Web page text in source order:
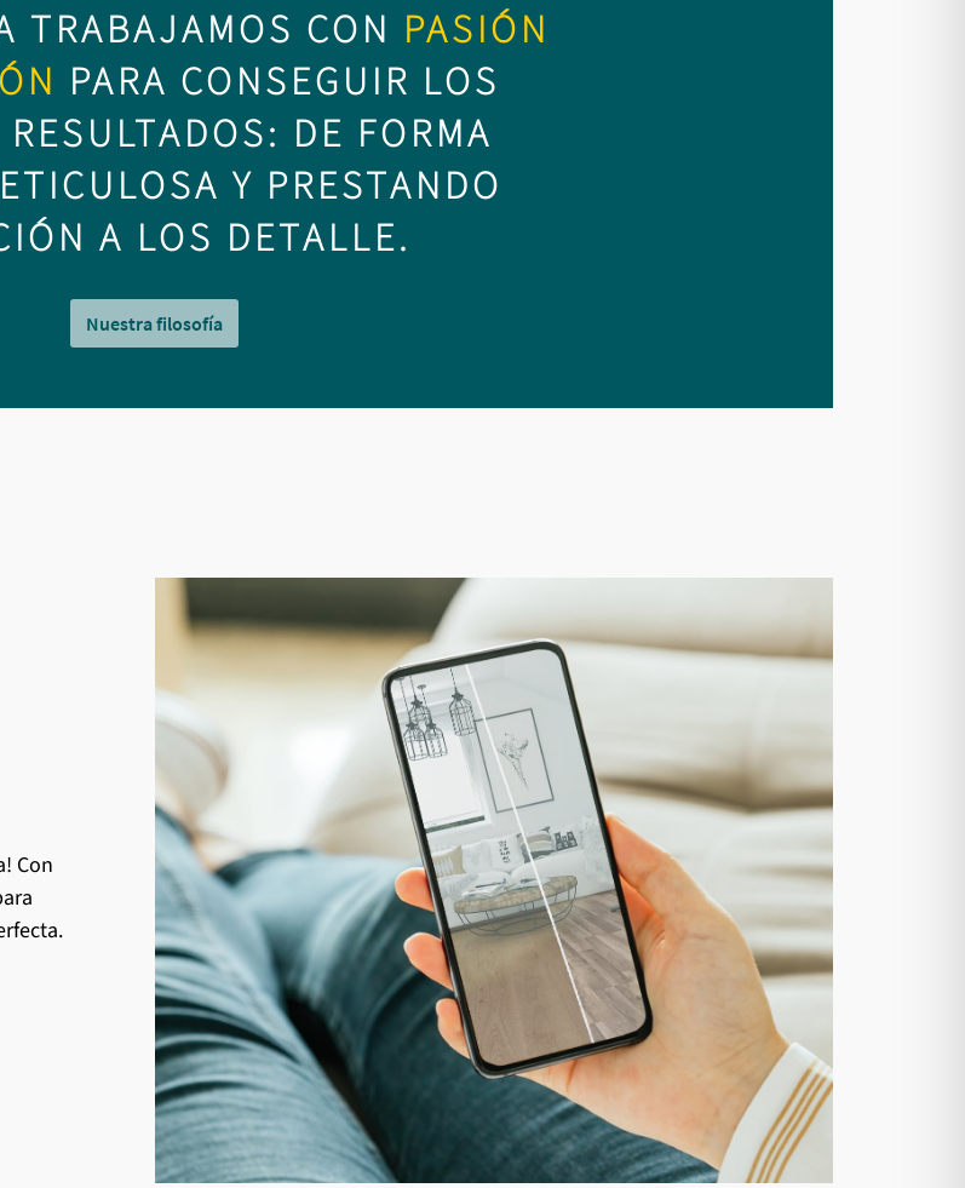
TRABAJAMOS CON PASIÓN
PARA CONSEGUIR LOS
DE FORMA
Y PRESTANDO
A LOS DETALLE.
Nuestra filosofía
Con